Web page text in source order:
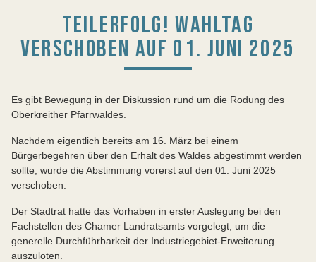
TEILERFOLG! WAHLTAG
VERSCHOBEN AUF 01. JUNI 2025
Es gibt Bewegung in der Diskussion rund um die Rodung des
Oberkreither Pfarrwaldes.
Nachdem eigentlich bereits am 16. März bei einem
Bürgerbegehren über den Erhalt des Waldes abgestimmt werden
sollte, wurde die Abstimmung vorerst auf den 01. Juni 2025
verschoben.
Der Stadtrat hatte das Vorhaben in erster Auslegung bei den
Fachstellen des Chamer Landratsamts vorgelegt, um die
generelle Durchführbarkeit der Industriegebiet-Erweiterung
auszuloten.